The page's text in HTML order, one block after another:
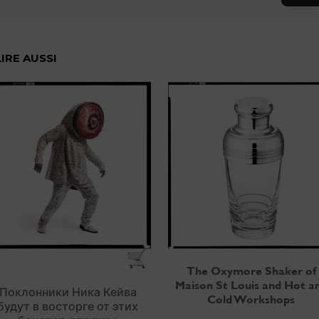
AUSSI
Ника Кейва
в восторге от этих
The Oxymore Shaker of
Maison St Louis and Hot
Cold Workshops